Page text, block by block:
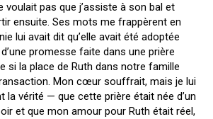
voulait pas que j’assiste à son bal et
ensuite. Ses mots me frappèrent en
lui avait dit qu’elle avait été adoptée
promesse faite dans une prière
si la place de Ruth dans notre famille
Mon cœur souffrait, mais je lui
la vérité — que cette prière était née d’un
et que mon amour pour Ruth était réel,